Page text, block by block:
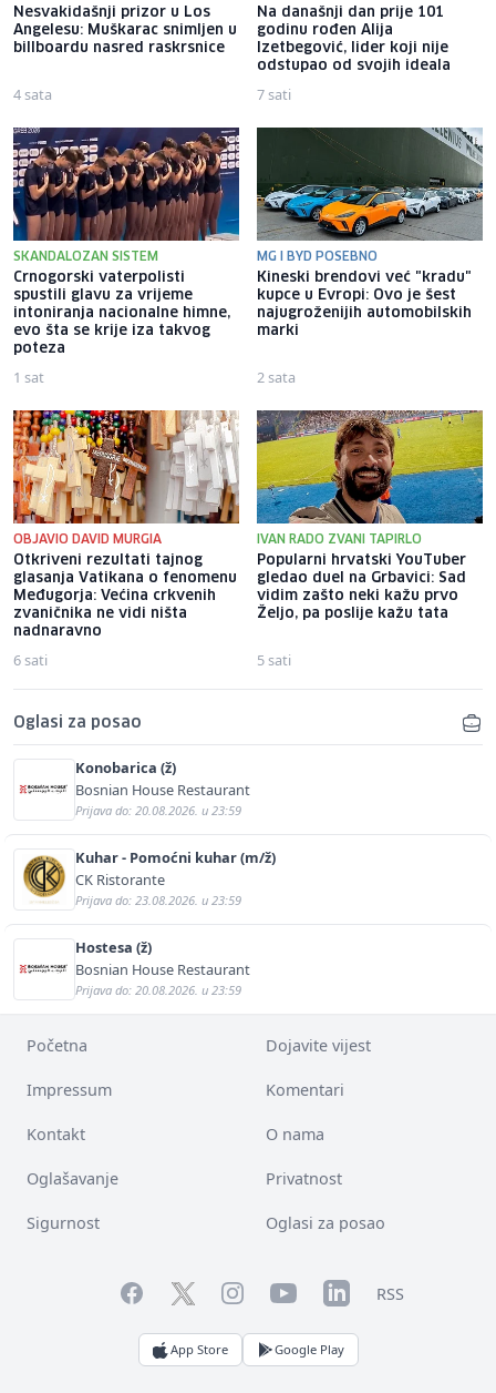
Nesvakidašnji prizor u Los
Angelesu: Muškarac snimljen u
billboardu nasred raskrsnice
4 sata
Na današnji dan prije 101
godinu rođen Alija
Izetbegović, lider koji nije
odstupao od svojih ideala
7 sati
SKANDALOZAN SISTEM
Crnogorski vaterpolisti
spustili glavu za vrijeme
intoniranja nacionalne himne,
evo šta se krije iza takvog
poteza
1 sat
MG I BYD POSEBNO
Kineski brendovi već "kradu"
kupce u Evropi: Ovo je šest
najugroženijih automobilskih
marki
2 sata
OBJAVIO DAVID MURGIA
Otkriveni rezultati tajnog
glasanja Vatikana o fenomenu
Međugorja: Većina crkvenih
zvaničnika ne vidi ništa
nadnaravno
6 sati
IVAN RADO ZVANI TAPIRLO
Popularni hrvatski YouTuber
gledao duel na Grbavici: Sad
vidim zašto neki kažu prvo
Željo, pa poslije kažu tata
5 sati
Oglasi za posao
Konobarica (ž)
Bosnian House Restaurant
Prijava do: 20.08.2026. u 23:59
Kuhar - Pomoćni kuhar (m/ž)
CK Ristorante
Prijava do: 23.08.2026. u 23:59
Hostesa (ž)
Bosnian House Restaurant
Prijava do: 20.08.2026. u 23:59
Početna Dojavite vijest
Impressum Komentari
Kontakt O nama
Oglašavanje Privatnost
Sigurnost Oglasi za posao
FacebookTwitterInstagramYouTubeLinkedInRSS
App Store Google Play